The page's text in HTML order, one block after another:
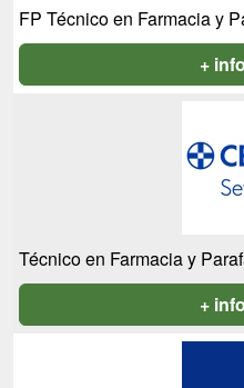
FP Técnico en Farmacia y
+
Técnico en Farmacia y
+